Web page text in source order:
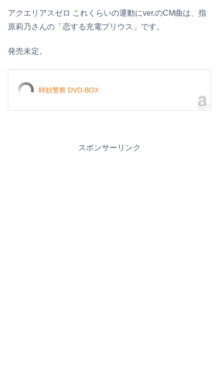
アクエリアスゼロ これくらいの運動にver.のCM曲は、指
原莉乃さんの「恋する充電プリウス」です。
発売未定。
時効警察 DVD-BOX
スポンサーリンク